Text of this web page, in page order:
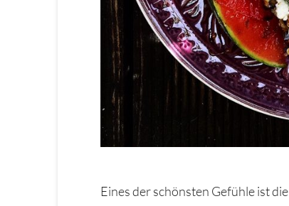
Eines der schönsten Gefühle ist die